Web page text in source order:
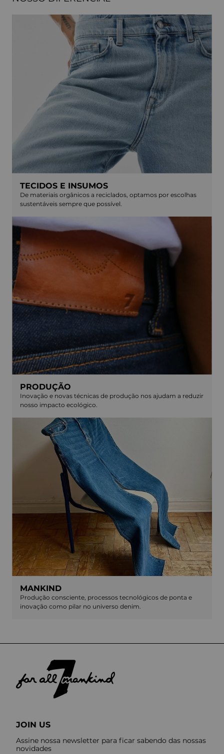
TECIDOS E INSUMOS
De materiais orgânicos a reciclados, optamos por escolhas
sustentáveis sempre que possível.
PRODUÇÃO
Inovação e novas técnicas de produção nos ajudam a reduzir
nosso impacto ecológico.
MANKIND
Produção consciente, processos tecnológicos de ponta e
inovação como pilar no universo denim.
JOIN US
Assine nossa newsletter para ficar sabendo das nossas
novidades